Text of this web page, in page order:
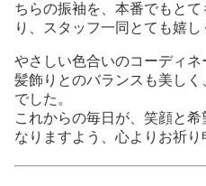
ちらの振袖を、本番でもと
り、スタッフ一同とても嬉し
やさしい色合いのコーディ
髪飾りとのバランスも美し
でした。
これからの毎日が、笑顔と
なりますよう、心よりお祈り